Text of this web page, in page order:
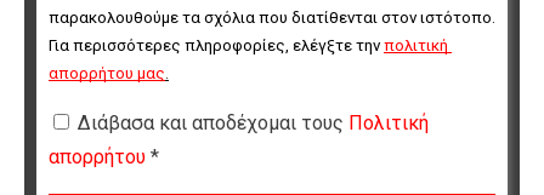
παρακολουθούμε τα σχόλια που διατίθενται στον ιστότοπο.
Για περισσότερες πληροφορίες, ελέγξτε την πολιτική
απορρήτου μας
Διάβασα και αποδέχομαι τους Πολιτική
απορρήτου *